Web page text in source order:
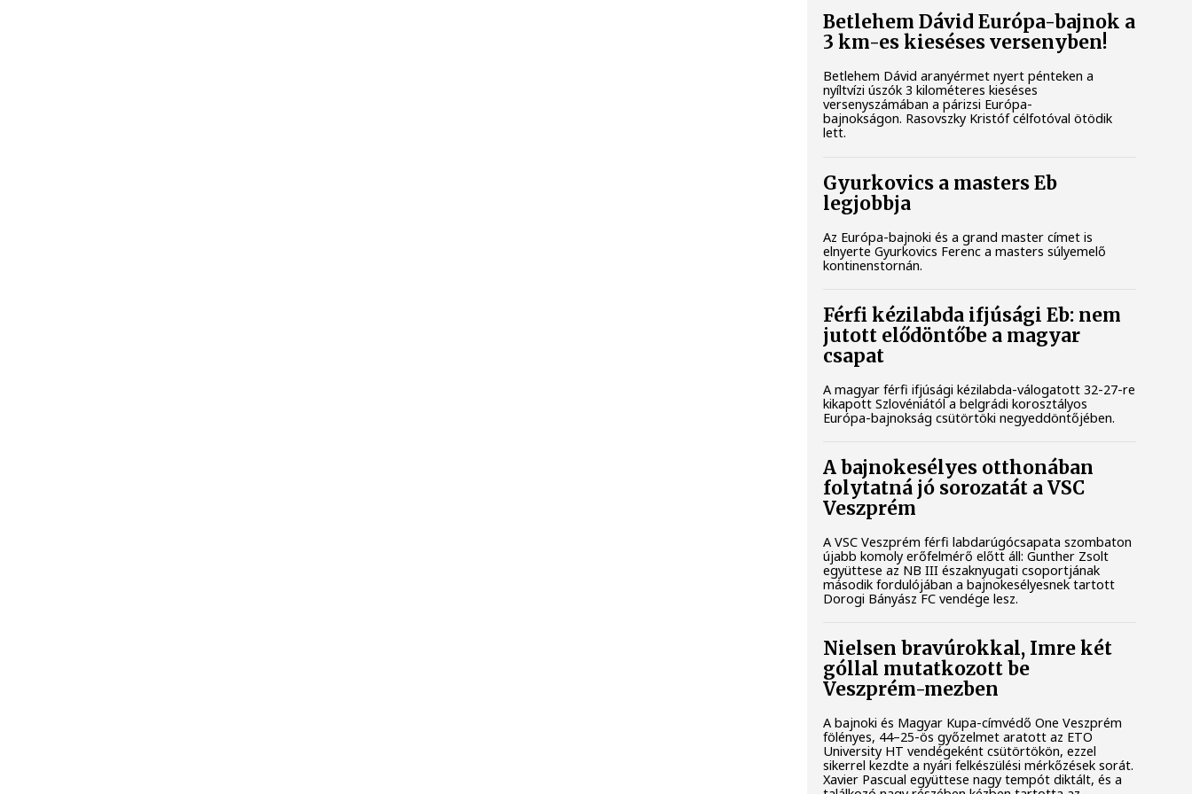
Betlehem Dávid Európa-bajnok a
3 km-es kieséses versenyben!
Betlehem Dávid aranyérmet nyert pénteken a
nyíltvízi úszók 3 kilométeres kieséses
versenyszámában a párizsi Európa-
bajnokságon. Rasovszky Kristóf célfotóval ötödik
lett.
Gyurkovics a masters Eb
legjobbja
Az Európa-bajnoki és a grand master címet is
elnyerte Gyurkovics Ferenc a masters súlyemelő
kontinenstornán.
Férfi kézilabda ifjúsági Eb: nem
jutott elődöntőbe a magyar
csapat
A magyar férfi ifjúsági kézilabda-válogatott 32-27-re
kikapott Szlovéniától a belgrádi korosztályos
Európa-bajnokság csütörtöki negyeddöntőjében.
A bajnokesélyes otthonában
folytatná jó sorozatát a VSC
Veszprém
A VSC Veszprém férfi labdarúgócsapata szombaton
újabb komoly erőfelmérő előtt áll: Gunther Zsolt
együttese az NB III északnyugati csoportjának
második fordulójában a bajnokesélyesnek tartott
Dorogi Bányász FC vendége lesz.
Nielsen bravúrokkal, Imre két
góllal mutatkozott be
Veszprém-mezben
A bajnoki és Magyar Kupa-címvédő One Veszprém
fölényes, 44–25-ös győzelmet aratott az ETO
University HT vendégeként csütörtökön, ezzel
sikerrel kezdte a nyári felkészülési mérkőzések sorát.
Xavier Pascual együttese nagy tempót diktált, és a